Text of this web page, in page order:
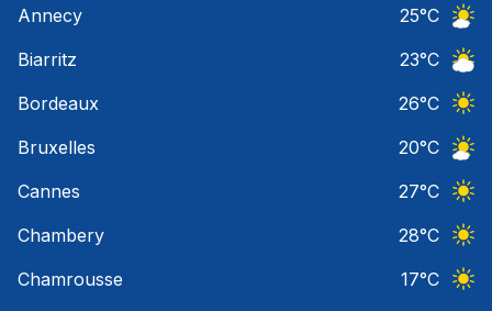
Annecy
25°C
Biarritz
23°C
Bordeaux
26°C
Bruxelles
20°C
Cannes
27°C
Chambery
28°C
Chamrousse
17°C